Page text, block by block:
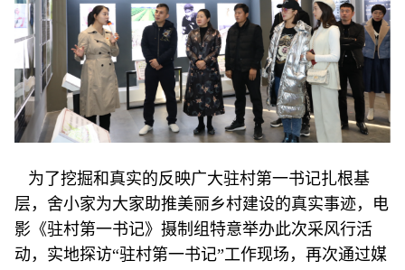
为了挖掘和真实的反映广大驻村第一书记扎根基
层，舍小家为大家助推美丽乡村建设的真实事迹，电
影《驻村第一书记》摄制组特意举办此次采风行活
动，实地探访“驻村第一书记”工作现场，再次通过媒